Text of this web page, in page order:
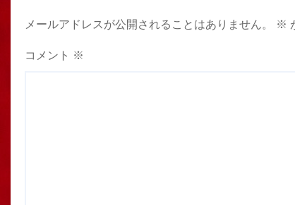
メールアドレスが公開されることはありません。 ※
コメント ※